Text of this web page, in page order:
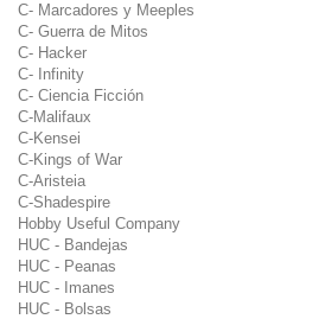
C- Marcadores y Meeples
C- Guerra de Mitos
C- Hacker
C- Infinity
C- Ciencia Ficción
C-Malifaux
C-Kensei
C-Kings of War
C-Aristeia
C-Shadespire
Hobby Useful Company
HUC - Bandejas
HUC - Peanas
HUC - Imanes
HUC - Bolsas